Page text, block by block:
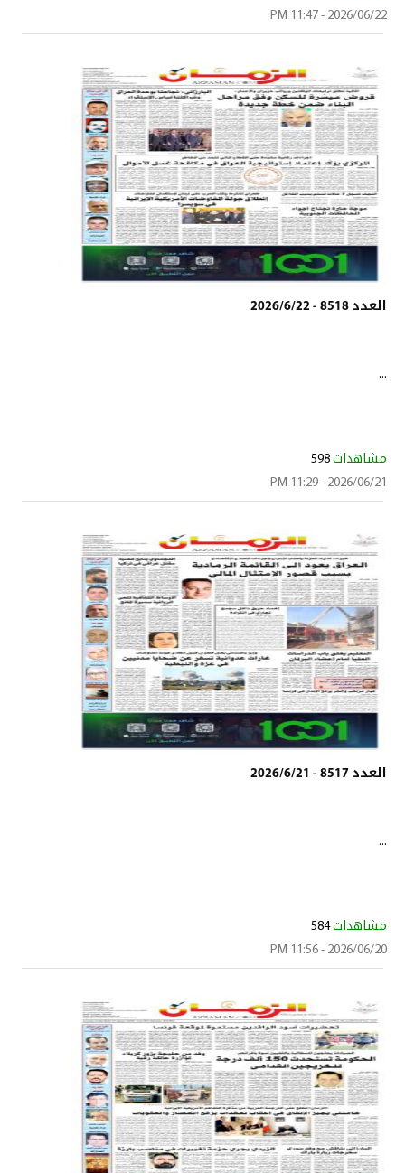
2026/06/22 - 11:47 PM
العدد 8518 - 2026/6/22
...
مشاهدات 598
2026/06/21 - 11:29 PM
العدد 8517 - 2026/6/21
...
مشاهدات 584
2026/06/20 - 11:56 PM